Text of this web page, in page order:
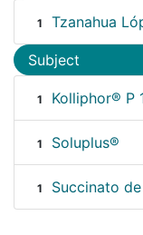
1 Tzanahua
Subject
1 Kolliphor® P
1 Soluplus®
1 Succinato